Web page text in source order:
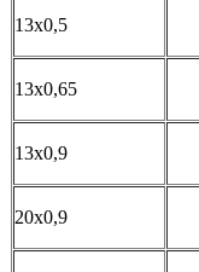
13х0,5
13х0,65
13х0,9
20х0,9